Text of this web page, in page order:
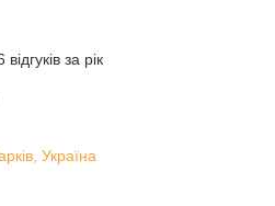
за рік
Україна